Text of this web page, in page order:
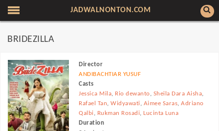
JADWALNONTON.COM
BRIDEZILLA
Director
ANDIBACHTIAR YUSUF
Casts
Jessica Mila, Rio dewanto, Sheila Dara Aisha,
Rafael Tan,Widyawati, Aimee Saras,Adriano
Qalbi, Rukman Rosadi, Lucinta Luna
Duration